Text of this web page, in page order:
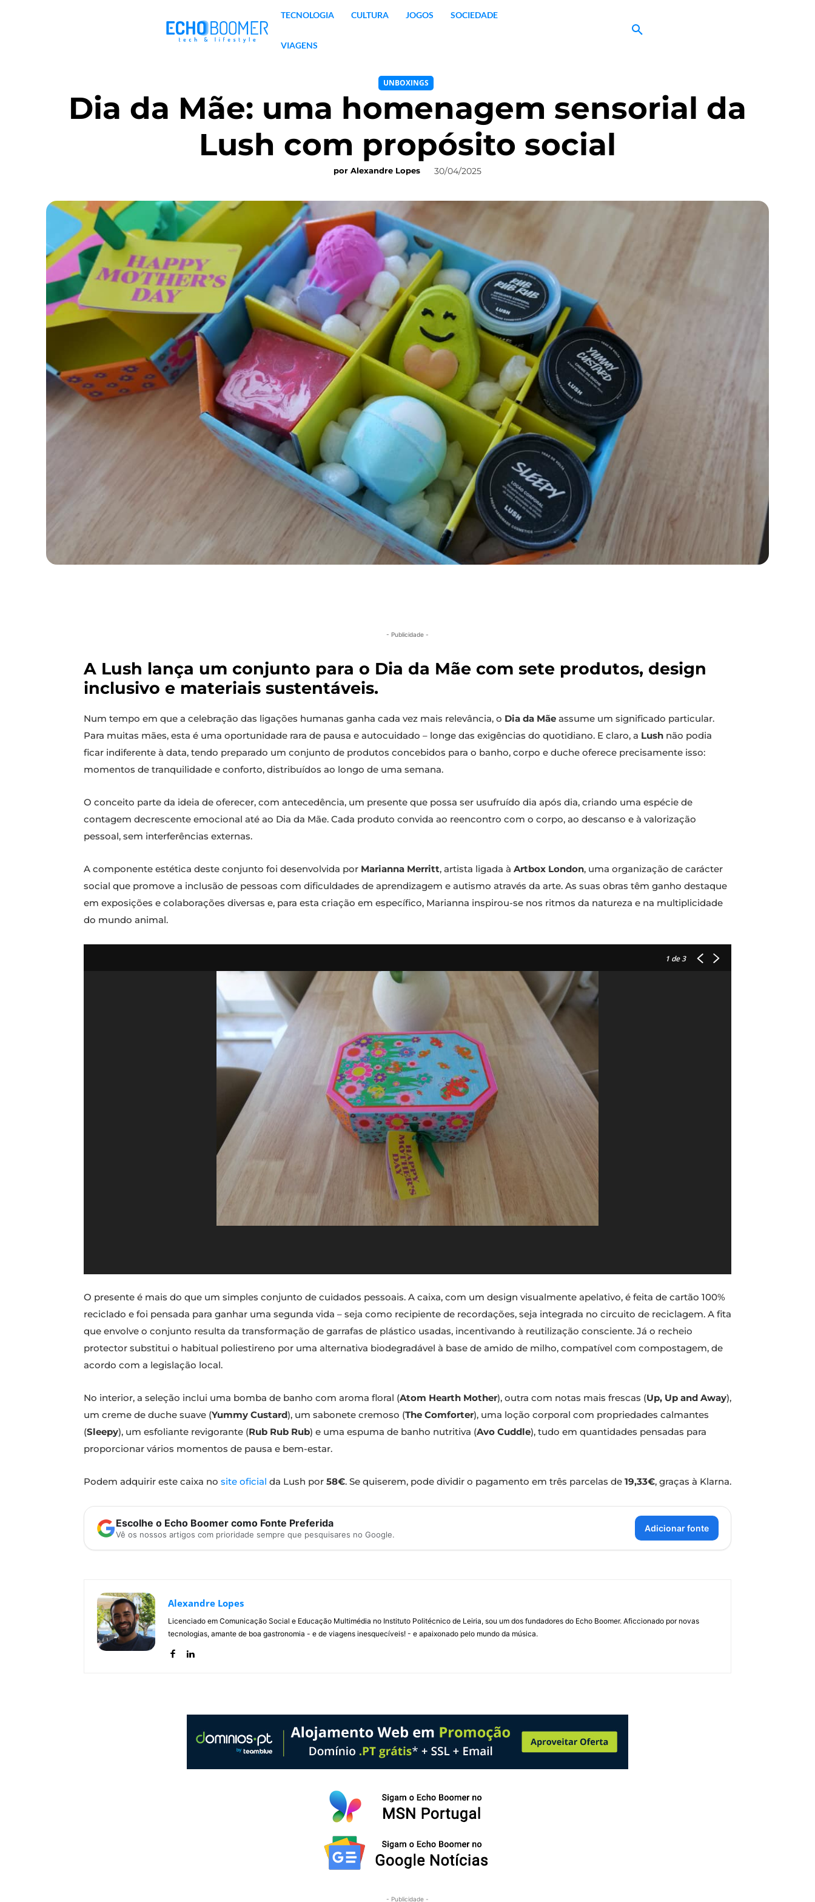
TECNOLOGIA CULTURA JOGOS SOCIEDADE
VIAGENS
UNBOXINGS
Dia da Mãe: uma homenagem sensorial da
Lush com propósito social
por Alexandre Lopes 30/04/2025
- Publicidade -
A Lush lança um conjunto para o Dia da Mãe com sete produtos, design
inclusivo e materiais sustentáveis.
Num tempo em que a celebração das ligações humanas ganha cada vez mais relevância, o Dia da Mãe assume um significado particular.
Para muitas mães, esta é uma oportunidade rara de pausa e autocuidado – longe das exigências do quotidiano. E claro, a Lush não podia
ficar indiferente à data, tendo preparado um conjunto de produtos concebidos para o banho, corpo e duche oferece precisamente isso:
momentos de tranquilidade e conforto, distribuídos ao longo de uma semana.
O conceito parte da ideia de oferecer, com antecedência, um presente que possa ser usufruído dia após dia, criando uma espécie de
contagem decrescente emocional até ao Dia da Mãe. Cada produto convida ao reencontro com o corpo, ao descanso e à valorização
pessoal, sem interferências externas.
A componente estética deste conjunto foi desenvolvida por Marianna Merritt, artista ligada à Artbox London, uma organização de carácter
social que promove a inclusão de pessoas com dificuldades de aprendizagem e autismo através da arte. As suas obras têm ganho destaque
em exposições e colaborações diversas e, para esta criação em específico, Marianna inspirou-se nos ritmos da natureza e na multiplicidade
do mundo animal.
1 de 3
O presente é mais do que um simples conjunto de cuidados pessoais. A caixa, com um design visualmente apelativo, é feita de cartão 100%
reciclado e foi pensada para ganhar uma segunda vida – seja como recipiente de recordações, seja integrada no circuito de reciclagem. A fita
que envolve o conjunto resulta da transformação de garrafas de plástico usadas, incentivando à reutilização consciente. Já o recheio
protector substitui o habitual poliestireno por uma alternativa biodegradável à base de amido de milho, compatível com compostagem, de
acordo com a legislação local.
No interior, a seleção inclui uma bomba de banho com aroma floral (Atom Hearth Mother), outra com notas mais frescas (Up, Up and Away),
um creme de duche suave (Yummy Custard), um sabonete cremoso (The Comforter), uma loção corporal com propriedades calmantes
(Sleepy), um esfoliante revigorante (Rub Rub Rub) e uma espuma de banho nutritiva (Avo Cuddle), tudo em quantidades pensadas para
proporcionar vários momentos de pausa e bem-estar.
Podem adquirir este caixa no site oficial da Lush por 58€. Se quiserem, pode dividir o pagamento em três parcelas de 19,33€, graças à Klarna.
Escolhe o Echo Boomer como Fonte Preferida
Vê os nossos artigos com prioridade sempre que pesquisares no Google.
Adicionar fonte
Alexandre Lopes
Licenciado em Comunicação Social e Educação Multimédia no Instituto Politécnico de Leiria, sou um dos fundadores do Echo Boomer. Aficcionado por novas
tecnologias, amante de boa gastronomia - e de viagens inesquecíveis! - e apaixonado pelo mundo da música.
- Publicidade -